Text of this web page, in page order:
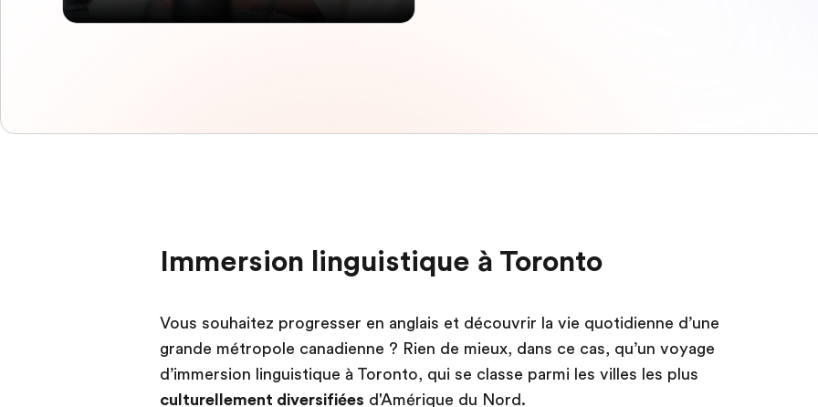
Immersion linguistique à Toronto
Vous souhaitez progresser en anglais et découvrir la vie quotidienne d’une
grande métropole canadienne ? Rien de mieux, dans ce cas, qu’un voyage
d’immersion linguistique à Toronto, qui se classe parmi les villes les plus
culturellement diversifiées d'Amérique du Nord.